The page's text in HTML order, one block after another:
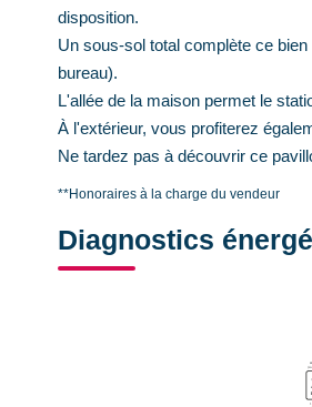
disposition.
Un sous-sol total complète ce
bureau).
L'allée de la maison permet le
À l'extérieur, vous profiterez
Ne tardez pas à découvrir ce
**Honoraires à la charge du vendeur
Diagnostics